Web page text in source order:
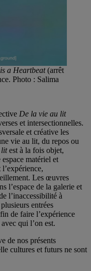
a Heartbeat(arrêt
Photo : Salima
De la vie au lit
et intersectionnelles.
et créative les
vie au lit, du repos ou
litest à la fois objet,
matériel et
Les œuvres
l’espace de la galerie et
l’inaccessibilité à
entrées
de faire l’expérience
qui l’on est.
de nos présents
cultures et futurs ne sont